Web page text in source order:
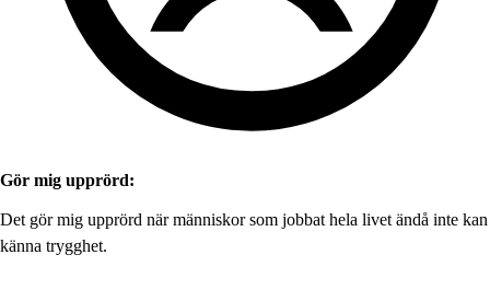
Gör mig upprörd:
Det gör mig upprörd när människor som jobbat hela livet ändå inte kan
känna trygghet.